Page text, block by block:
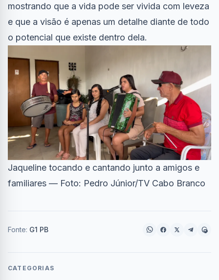
mostrando que a vida pode ser vivida com leveza
e que a visão é apenas um detalhe diante de todo
o potencial que existe dentro dela.
Jaqueline tocando e cantando junto a amigos e
familiares — Foto: Pedro Júnior/TV Cabo Branco
Fonte: G1 PB
CATEGORIAS